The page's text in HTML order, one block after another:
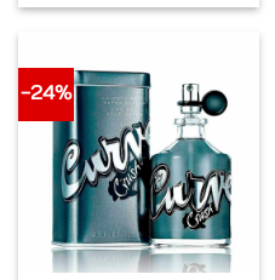
-24%